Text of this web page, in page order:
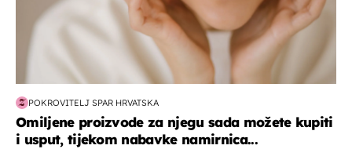
POKROVITELJ SPAR HRVATSKA
Omiljene proizvode za njegu sada možete kupiti
i usput, tijekom nabavke namirnica...